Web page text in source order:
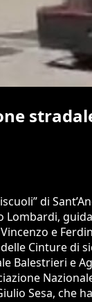
di
Lombardi,
e
Cinture di
Balestrieri e
Sesa, che